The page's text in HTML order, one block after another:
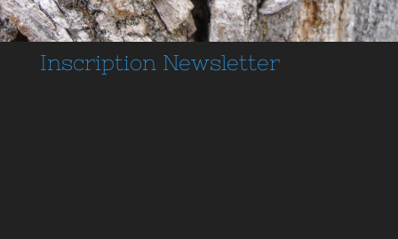
Inscription Newsletter